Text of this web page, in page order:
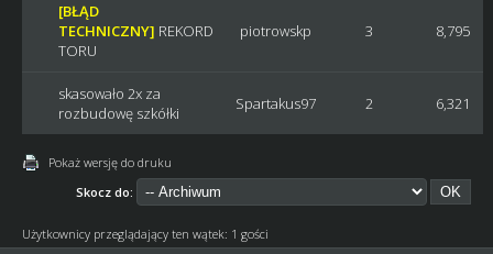
[BŁĄD
TECHNICZNY] REKORD
TORU
piotrowskp 3 8,795
skasowało 2x za
rozbudowę szkółki
Spartakus97 2 6,321
Pokaż wersję do druku
Skocz do:
Użytkownicy przeglądający ten wątek: 1 gości